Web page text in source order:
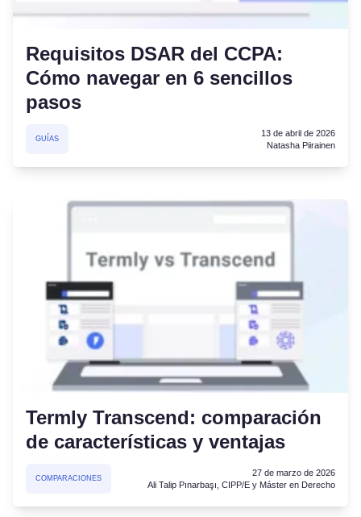
Requisitos DSAR del CCPA:
Cómo navegar en 6 sencillos
pasos
GUÍAS
13 de abril de 2026
Natasha Piirainen
Termly Transcend: comparación
de características y ventajas
COMPARACIONES
27 de marzo de 2026
Ali Talip Pınarbaşı, CIPP/E y Máster en Derecho